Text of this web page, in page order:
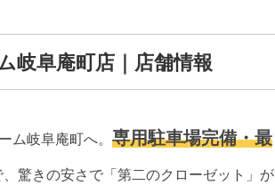
岐阜庵町店｜店舗情報
ム岐阜庵町へ。 専用駐車場完備・最
、驚きの安さで「第二のクローゼット」が